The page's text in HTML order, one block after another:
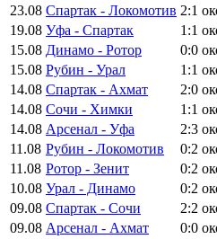
23.08 Спартак - Локомотив 2:1
19.08 Уфа - Спартак 1:1
15.08 Динамо - Ротор 0:0
15.08 Рубин - Урал 1:1
14.08 Спартак - Ахмат 2:0
14.08 Сочи - Химки 1:1
14.08 Арсенал - Уфа 2:3
11.08 Рубин - Локомотив 0:2
11.08 Ротор - Зенит 0:2
10.08 Урал - Динамо 0:2
09.08 Спартак - Сочи 2:2
09.08 Арсенал - Ахмат 0:0